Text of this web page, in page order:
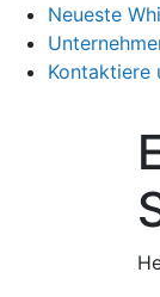
Neueste
Kontaktiere